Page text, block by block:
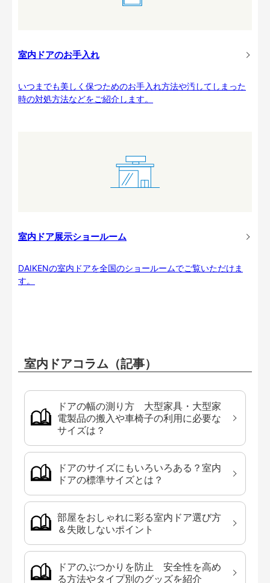
室内ドアのお手入れ
いつまでも美しく保つためのお手入れ方法や汚してしまった
時の対処方法などをご紹介します。
室内ドア展示ショールーム
DAIKENの室内ドアを全国のショールームでご覧いただけま
す。
室内ドアコラム（記事）
ドアの幅の測り方 大型家具・大型家
電製品の搬入や車椅子の利用に必要な
サイズは？
ドアのサイズにもいろいろある？室内
ドアの標準サイズとは？
部屋をおしゃれに彩る室内ドア選び方
＆失敗しないポイント
ドアのぶつかりを防止 安全性を高め
る方法やタイプ別のグッズを紹介